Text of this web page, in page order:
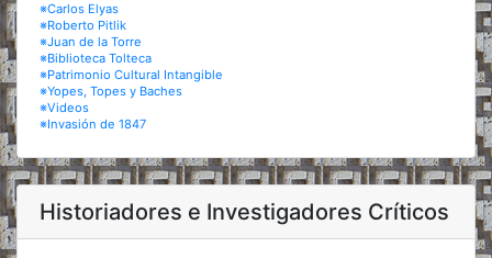
※Carlos Elyas
※Roberto Pitlik
※Juan de la Torre
※Biblioteca Tolteca
※Patrimonio Cultural Intangible
※Yopes, Topes y Baches
※Videos
※Invasión de 1847
Historiadores e Investigadores Críticos